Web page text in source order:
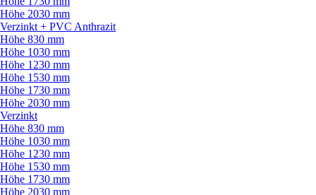
Höhe 2030 mm
Verzinkt + PVC Anthrazit
Höhe 830 mm
Höhe 1030 mm
Höhe 1230 mm
Höhe 1530 mm
Höhe 1730 mm
Höhe 2030 mm
Verzinkt
Höhe 830 mm
Höhe 1030 mm
Höhe 1230 mm
Höhe 1530 mm
Höhe 1730 mm
Höhe 2030 mm